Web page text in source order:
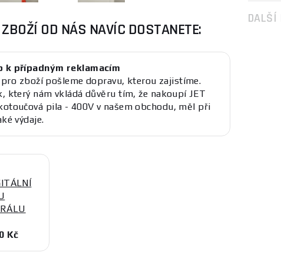
OD NÁS NAVÍC DOSTANETE:
případným reklamacím
zboží pošleme dopravu, kterou zajistíme.
který nám vkládá důvěru tím, že nakoupí JET
pila - 400V v našem obchodu, měl při
výdaje.
Kč
DALŠÍ